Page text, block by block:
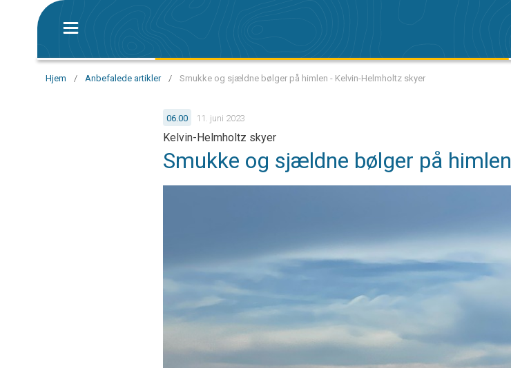
Hjem / Anbefalede artikler / Smukke og sjældne bølger på himlen - Kelvin-Helmholtz skyer
06.00 11. juni 2023
Kelvin-Helmholtz skyer
Smukke og sjældne bølger på himlen